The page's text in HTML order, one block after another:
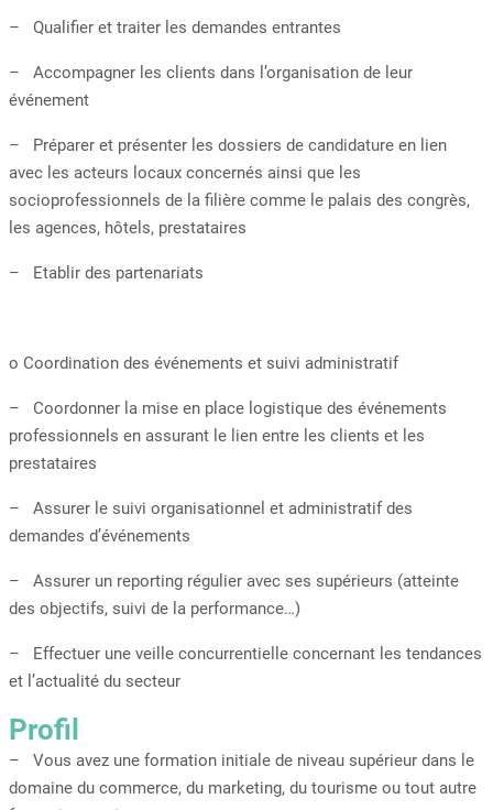
– Qualifier et traiter les demandes entrantes
– Accompagner les clients dans l’organisation de leur
événement
– Préparer et présenter les dossiers de candidature en lien
avec les acteurs locaux concernés ainsi que les
socioprofessionnels de la filière comme le palais des congrès,
les agences, hôtels, prestataires
– Etablir des partenariats
o Coordination des événements et suivi administratif
– Coordonner la mise en place logistique des événements
professionnels en assurant le lien entre les clients et les
prestataires
– Assurer le suivi organisationnel et administratif des
demandes d’événements
– Assurer un reporting régulier avec ses supérieurs (atteinte
des objectifs, suivi de la performance…)
– Effectuer une veille concurrentielle concernant les tendances
et l’actualité du secteur
Profil
– Vous avez une formation initiale de niveau supérieur dans le
domaine du commerce, du marketing, du tourisme ou tout autre